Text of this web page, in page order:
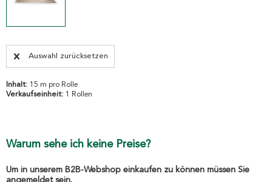
Auswahl zurücksetzen
Inhalt: 15 m pro Rolle
Verkaufseinheit: 1 Rollen
Warum sehe ich keine Preise?
Um in unserem B2B-Webshop einkaufen zu können müssen Sie